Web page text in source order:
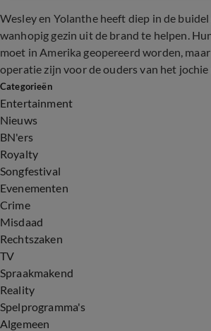
Wesley en Yolanthe heeft diep in de buidel
wanhopig gezin uit de brand te helpen.
moet in Amerika geopereerd worden,
operatie zijn voor de ouders van het
Categorieën
Entertainment
Nieuws
BN'ers
Royalty
Songfestival
Evenementen
Crime
Misdaad
Rechtszaken
TV
Spraakmakend
Reality
Spelprogramma's
Algemeen